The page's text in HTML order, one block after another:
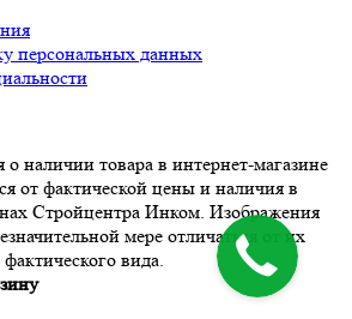
персональных данных
наличии товара в интернет-магазине
от фактической цены и наличия в
Стройцентра Инком. Изображения
мере отличаться от их
фактического вида.